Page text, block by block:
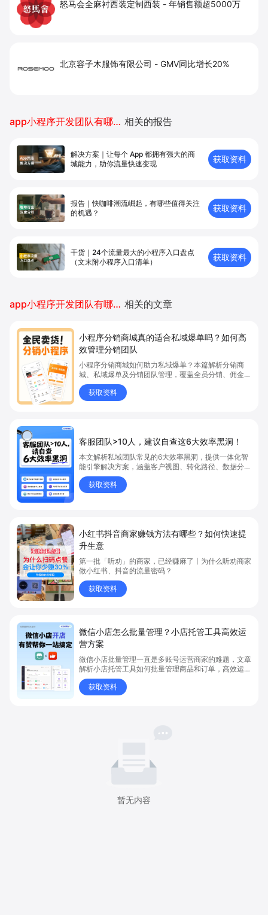
怒马会全麻衬西装定制西装 - 年销售额超5000万
北京容子木服饰有限公司 - GMV同比增长20%
app小程序开发团队有哪些公司 相关的报告
解决方案｜让每个 App 都拥有强⼤的商
城能⼒，助你流量快速变现
获取资料
报告｜快咖啡潮流崛起，有哪些值得关注
的机遇？
获取资料
干货｜24个流量最大的小程序入口盘点
（文末附小程序入口清单）
获取资料
app小程序开发团队有哪些公司 相关的文章
小程序分销商城真的适合私域爆单吗？如何高
效管理分销团队
小程序分销商城如何助力私域爆单？本篇解析分销商
城、私域爆单及分销团队管理，覆盖全员分销、佣金结
算、企微绑定等场景，帮助品牌和商家高效管理分销团
队，实现分销业绩持续增长。立即了解分销商城核心功
能，点击获取私域运营新思路。
获取资料
客服团队>10人，建议自查这6大效率黑洞！
本文解析私域团队常见的6大效率黑洞，提供一体化智
能引擎解决方案，涵盖客户视图、转化路径、数据分析
等，助力团队提升服务与运营效率。
获取资料
小红书抖音商家赚钱方法有哪些？如何快速提
升生意
第一批「听劝」的商家，已经赚麻了丨为什么听劝商家
做小红书、抖音的流量密码？
获取资料
微信小店怎么批量管理？小店托管工具高效运
营方案
微信小店批量管理一直是多账号运营商家的难题，文章
解析小店托管工具如何批量管理商品和订单，高效运营
多账号微信小店。通过智能同步、AI运营托管和丰富营
销玩法，全面提升门店管理效率。点击了解微信小店批
量管理、高效托管的实用方案！
获取资料
暂无内容